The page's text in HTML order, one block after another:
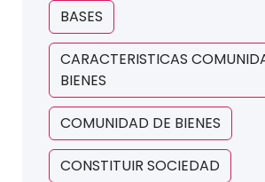
BASES
CARACTERISTICAS
BIENES
COMUNIDAD DE BIENES
CONSTITUIR SOCIEDAD